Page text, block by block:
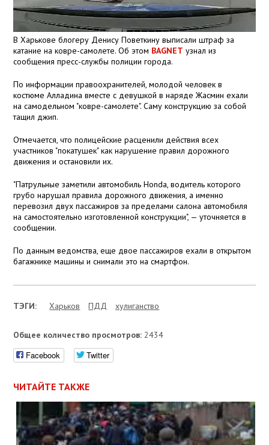
В Харькове блогеру Денису Поветкину выписали штраф за
катание на ковре-самолете. Об этом BAGNET узнал из
сообщения пресс-службы полиции города.
По информации правоохранителей, молодой человек в
костюме Алладина вместе с девушкой в наряде Жасмин ехали
на самодельном "ковре-самолете". Саму конструкцию за собой
тащил джип.
Отмечается, что полицейские расценили действия всех
участников "покатушек" как нарушение правил дорожного
движения и остановили их.
"Патрульные заметили автомобиль Honda, водитель которого
грубо нарушал правила дорожного движения, а именно
перевозил двух пассажиров за пределами салона автомобиля
на самостоятельно изготовленной конструкции", — уточняется в
сообщении.
По данным ведомства, еще двое пассажиров ехали в открытом
багажнике машины и снимали это на смартфон.
ТЭГИ: Харьков ПДД хулиганство
Общее количество просмотров: 2434
Facebook Twitter
ЧИТАЙТЕ ТАКЖЕ